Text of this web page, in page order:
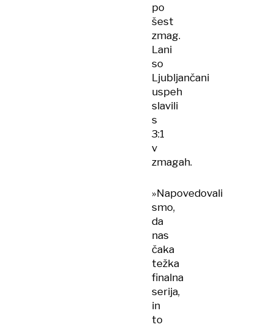
po
šest
zmag.
Lani
so
Ljubljančani
uspeh
slavili
s
3:1
v
zmagah.
»Napovedovali
smo,
da
nas
čaka
težka
finalna
serija,
in
to